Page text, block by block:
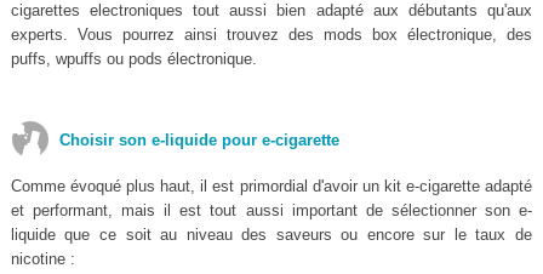
cigarettes electroniques tout aussi bien adapté aux débutants qu'aux
experts. Vous pourrez ainsi trouvez des mods box électronique, des
puffs, wpuffs ou pods électronique.
Choisir son e-liquide pour e-cigarette
Comme évoqué plus haut, il est primordial d'avoir un kit e-cigarette adapté
et performant, mais il est tout aussi important de sélectionner son e-
liquide que ce soit au niveau des saveurs ou encore sur le taux de
nicotine :